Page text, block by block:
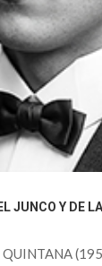
JUNCO Y DE
QUINTANA